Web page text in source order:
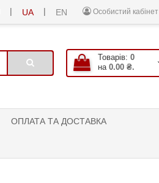
Особистий кабінет
| UA | EN
Товарів: 0
на 0.00 ₴.
ОПЛАТА ТА ДОСТАВКА